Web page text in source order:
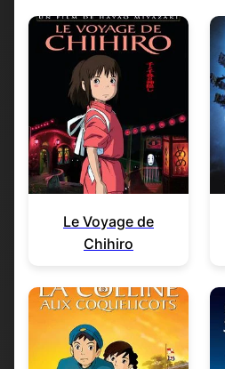
Le Voyage de
Chihiro